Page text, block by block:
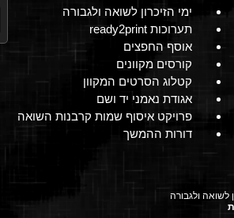
ימי הזיכרון לשואה ולגבורה
תערוכות ready2print
אוסף החפצים
קורסים מקוונים
קטלוג הסרטים המקוון
אגודת נאמני יד ושם
פרויקט איסוף שמות קרבנות השואה
דורות ההמשך